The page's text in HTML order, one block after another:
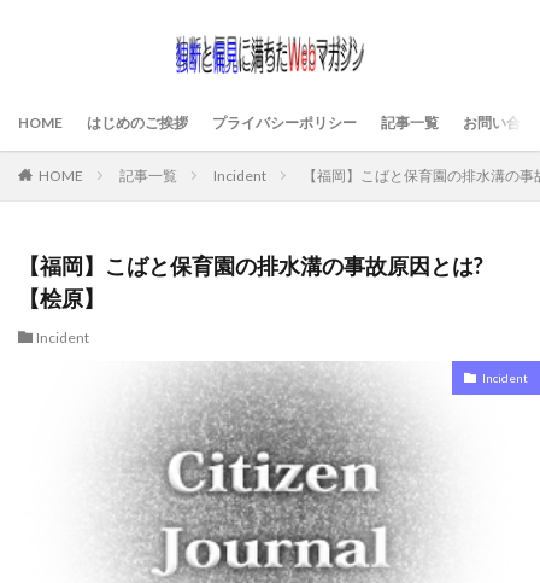
HOME はじめのご挨拶 プライバシーポリシー 記事一覧 お問い合わ
HOME 記事一覧 Incident 【福岡】こばと保育園の排水溝の
【福岡】こばと保育園の排水溝の事故原因とは?
【桧原】
Incident
Incident